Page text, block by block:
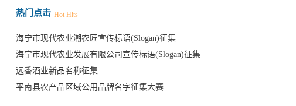
热门点击 Hot Hits
海宁市现代农业潮农匠宣传标语(Slogan)征集
海宁市现代农业发展有限公司宣传标语(Slogan)征集
远香酒业新品名称征集
平南县农产品区域公用品牌名字征集大赛